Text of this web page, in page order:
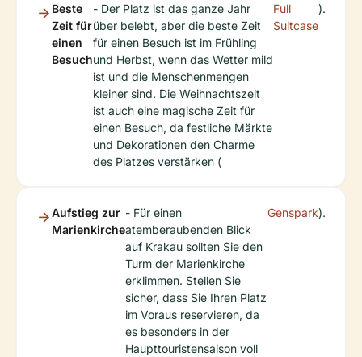
Beste
Zeit für
einen
Besuch
- Der Platz ist das ganze Jahr
über belebt, aber die beste Zeit
für einen Besuch ist im Frühling
und Herbst, wenn das Wetter mild
ist und die Menschenmengen
kleiner sind. Die Weihnachtszeit
ist auch eine magische Zeit für
einen Besuch, da festliche Märkte
und Dekorationen den Charme
des Platzes verstärken (
Full
Suitcase
).
Aufstieg zur
Marienkirche
- Für einen
atemberaubenden Blick
auf Krakau sollten Sie den
Turm der Marienkirche
erklimmen. Stellen Sie
sicher, dass Sie Ihren Platz
im Voraus reservieren, da
es besonders in der
Haupttouristensaison voll
Genspark).